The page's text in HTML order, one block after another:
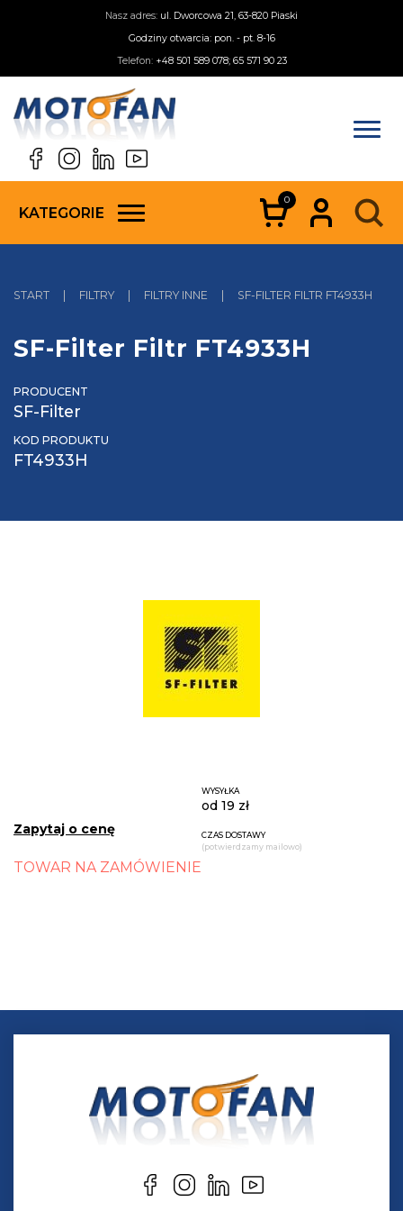
Nasz adres: ul. Dworcowa 21, 63-820 Piaski
Godziny otwarcia: pon. - pt. 8-16
Telefon: +48 501 589 078; 65 571 90 23
KATEGORIE
0
START | FILTRY | FILTRY INNE | SF-FILTER FILTR FT4933H
SF-Filter Filtr FT4933H
PRODUCENT
SF-Filter
KOD PRODUKTU
FT4933H
Zapytaj o cenę
TOWAR NA ZAMÓWIENIE
WYSYŁKA
od 19 zł
CZAS DOSTAWY
(potwierdzamy mailowo)